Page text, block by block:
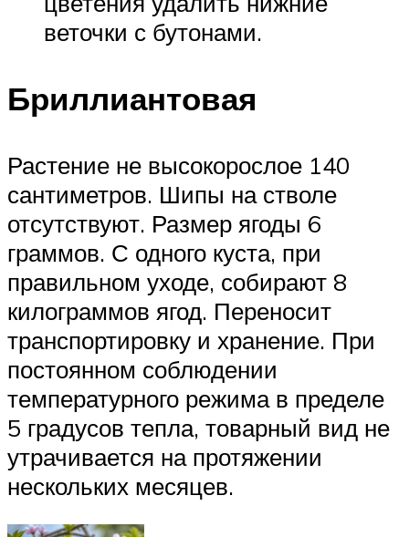
веточки с бутонами.
Бриллиантовая
Растение не высокорослое 140
сантиметров. Шипы на стволе
отсутствуют. Размер ягоды 6
граммов. С одного куста, при
правильном уходе, собирают 8
килограммов ягод. Переносит
транспортировку и хранение. При
постоянном соблюдении
температурного режима в пределе
5 градусов тепла, товарный вид не
утрачивается на протяжении
нескольких месяцев.